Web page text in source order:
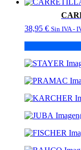
38,95 € Sin IVA -